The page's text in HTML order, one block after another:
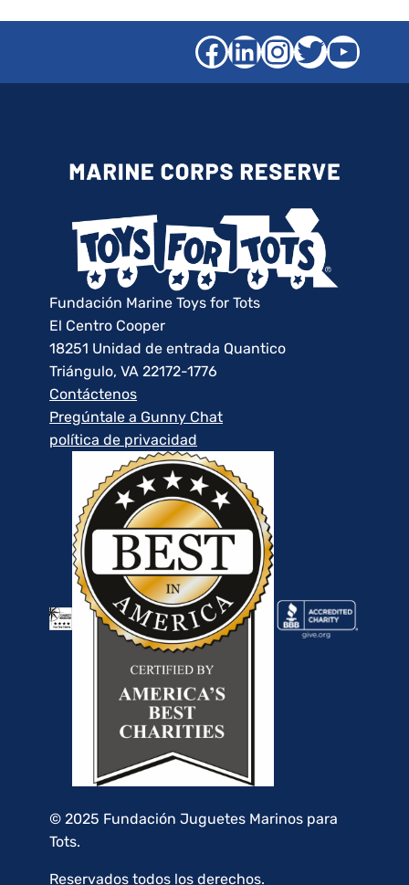
Facebook
LinkedIn
Gorjeo
Fundación Marine Toys for Tots
El Centro Cooper
18251 Unidad de entrada Quantico
Triángulo, VA 22172-1776
Contáctenos
Pregúntale a Gunny Chat
política de privacidad
© 2025 Fundación Juguetes Marinos para
Tots.
Reservados todos los derechos.